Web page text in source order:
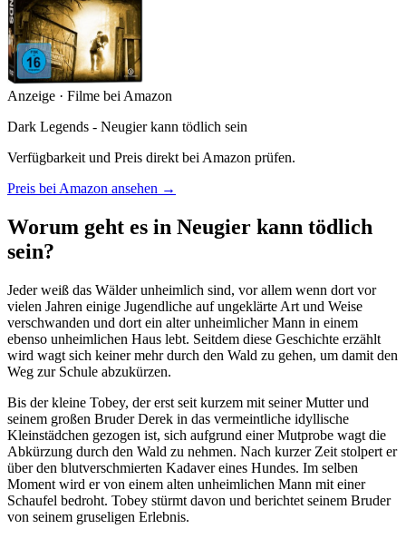
Anzeige · Filme bei Amazon
Dark Legends - Neugier kann tödlich sein
Verfügbarkeit und Preis direkt bei Amazon prüfen.
Preis bei Amazon ansehen →
Worum geht es in Neugier kann tödlich
sein?
Jeder weiß das Wälder unheimlich sind, vor allem wenn dort vor
vielen Jahren einige Jugendliche auf ungeklärte Art und Weise
verschwanden und dort ein alter unheimlicher Mann in einem
ebenso unheimlichen Haus lebt. Seitdem diese Geschichte erzählt
wird wagt sich keiner mehr durch den Wald zu gehen, um damit den
Weg zur Schule abzukürzen.
Bis der kleine Tobey, der erst seit kurzem mit seiner Mutter und
seinem großen Bruder Derek in das vermeintliche idyllische
Kleinstädchen gezogen ist, sich aufgrund einer Mutprobe wagt die
Abkürzung durch den Wald zu nehmen. Nach kurzer Zeit stolpert er
über den blutverschmierten Kadaver eines Hundes. Im selben
Moment wird er von einem alten unheimlichen Mann mit einer
Schaufel bedroht. Tobey stürmt davon und berichtet seinem Bruder
von seinem gruseligen Erlebnis.